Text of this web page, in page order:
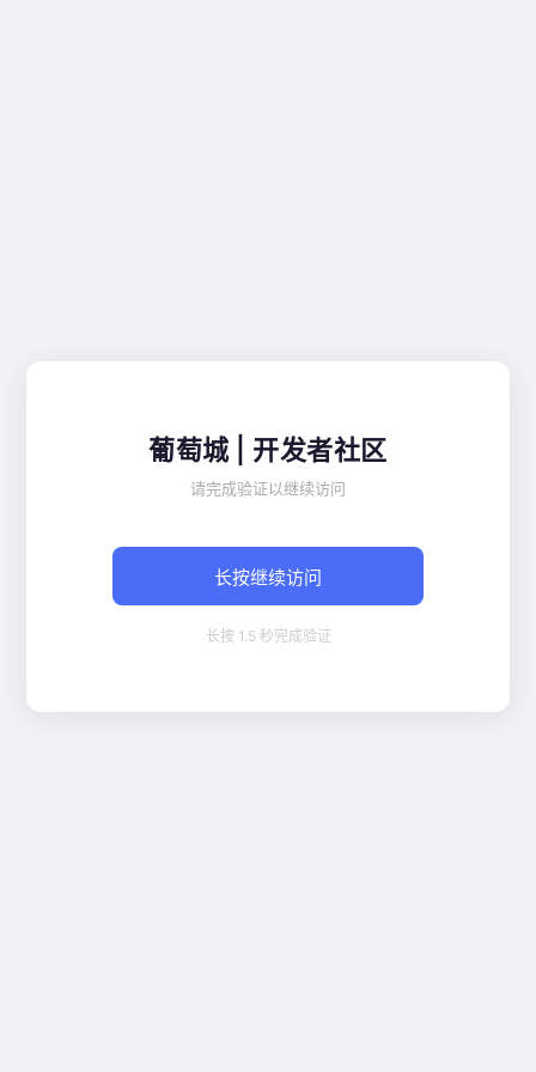
葡萄城 | 开发者社区
请完成验证以继续访问
长按继续访问
长按 1.5 秒完成验证